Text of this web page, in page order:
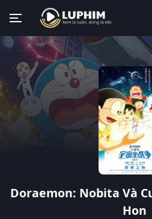
Doraemon: Nobita Và
Hon